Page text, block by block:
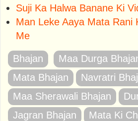
Suji Ka Halwa Banane Ki
Man Leke Aaya Mata Rani
Me
Bhajan
Maa Durga
Mata Bhajan
Navratri
Maa Sherawali Bhajan
Jagran Bhajan
Mata Ki